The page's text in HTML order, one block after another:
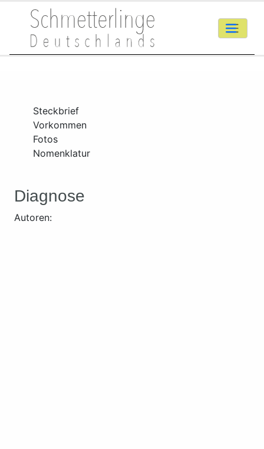
Steckbrief
Vorkommen
Fotos
Nomenklatur
Diagnose
Autoren: